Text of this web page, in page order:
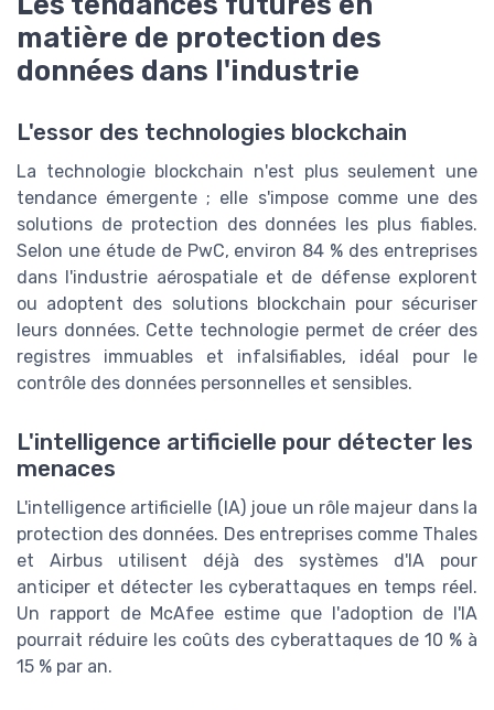
matière de protection des
données dans l'industrie
L'essor des technologies blockchain
La technologie blockchain n'est plus seulement une
tendance émergente ; elle s'impose comme une des
solutions de protection des données les plus fiables.
Selon une étude de PwC, environ 84 % des entreprises
dans l'industrie aérospatiale et de défense explorent
ou adoptent des solutions blockchain pour sécuriser
leurs données. Cette technologie permet de créer des
registres immuables et infalsifiables, idéal pour le
contrôle des données personnelles et sensibles.
L'intelligence artificielle pour détecter les
menaces
L'intelligence artificielle (IA) joue un rôle majeur dans la
protection des données. Des entreprises comme Thales
et Airbus utilisent déjà des systèmes d'IA pour
anticiper et détecter les cyberattaques en temps réel.
Un rapport de McAfee estime que l'adoption de l'IA
pourrait réduire les coûts des cyberattaques de 10 % à
15 % par an.